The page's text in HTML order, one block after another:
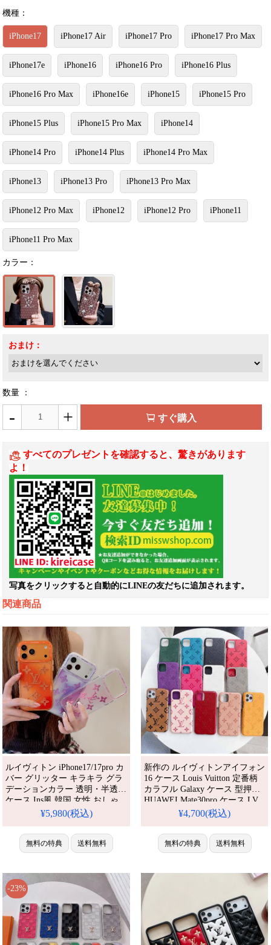
機種：
iPhone17 iPhone17 Air iPhone17 Pro iPhone17 Pro Max
iPhone17e iPhone16 iPhone16 Pro iPhone16 Plus
iPhone16 Pro Max iPhone16e iPhone15 iPhone15 Pro
iPhone15 Plus iPhone15 Pro Max iPhone14
iPhone14 Pro iPhone14 Plus iPhone14 Pro Max
iPhone13 iPhone13 Pro iPhone13 Pro Max
iPhone12 Pro Max iPhone12 iPhone12 Pro iPhone11
iPhone11 Pro Max
カラー：
おまけ：
数量 ：
- + すぐ購入
すべてのプレゼントを確認すると、驚きがあります
よ！
写真をクリックすると自動的にLINEの友だちに追加されます。
関連商品
ルイヴィトン iPhone17/17pro カ
バー グリッター キラキラ グラ
デーションカラー 透明・半透明
ケース Ins風 韓国 女性 おしゃ
れ かわいい 耐衝撃 防水 ハイブ
16/16promax保護ケース ブラン
ド iPhone15/14 proカバー 人気
おすすめ iPhone 17 プロ / プラ
¥5,980(税込)
無料の特典 送料無料
新作の ルイヴィトンアイフォン
16 ケース Louis Vuitton 定番柄
カラフル Galaxy ケース 型押し
HUAWEI Mate30pro ケース LV
GalaxyS10ultra 人気 ストラップ
¥4,700(税込)
無料の特典 送料無料
-23%